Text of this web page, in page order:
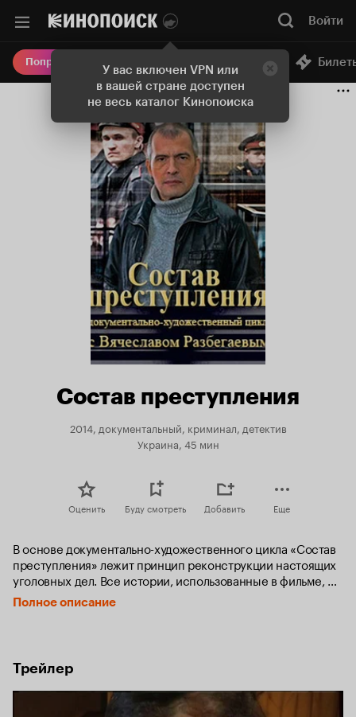
У вас включен VPN или
в вашей стране доступен
не весь каталог Кинопоиска
Войти
Попробовать Плюс Онлайн-кинотеатр
Состав преступления
2014, документальный, криминал, детектив
Украина, 45 мин
Оценить Буду смотреть Добавить Еще
В основе документально-художественного цикла «Состав
преступления» лежит принцип реконструкции настоящих
уголовных дел. Все истории, использованные в фильме,
подлинные, а ход событий воссоздается при участии
профессиональных актеров. Каждая история
документальные вставки ведущего, интегрированного в
событие, а также свидетельства очевидцев. В сериале
будут освещены самые громкие и резонансные
преступления 20-го века.
Полное описание
Трейлер